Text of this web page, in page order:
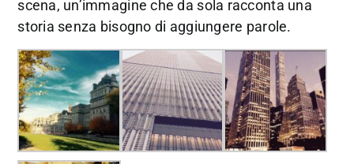
scena, un’immagine che da sola racconta una
storia senza bisogno di aggiungere parole.